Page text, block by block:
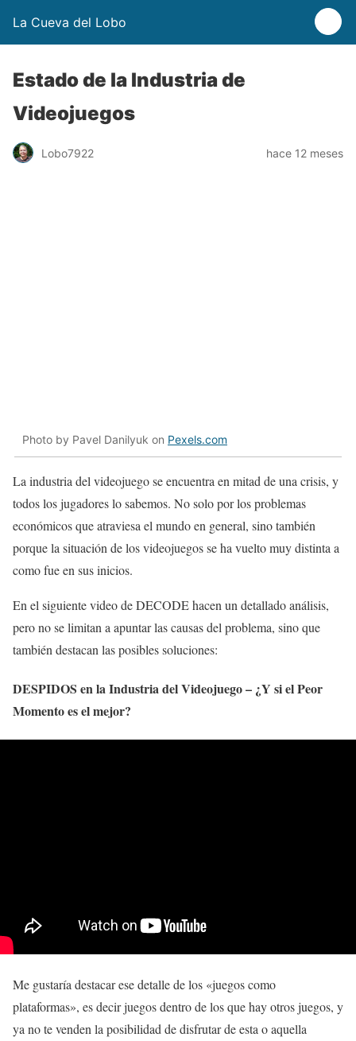
La Cueva del Lobo
Estado de la Industria de
Videojuegos
Lobo7922 hace 12 meses
Photo by Pavel Danilyuk on Pexels.com
La industria del videojuego se encuentra en mitad de una crisis, y
todos los jugadores lo sabemos. No solo por los problemas
económicos que atraviesa el mundo en general, sino también
porque la situación de los videojuegos se ha vuelto muy distinta a
como fue en sus inicios.
En el siguiente video de DECODE hacen un detallado análisis,
pero no se limitan a apuntar las causas del problema, sino que
también destacan las posibles soluciones:
DESPIDOS en la Industria del Videojuego – ¿Y si el Peor
Momento es el mejor?
Me gustaría destacar ese detalle de los «juegos como
plataformas», es decir juegos dentro de los que hay otros juegos, y
ya no te venden la posibilidad de disfrutar de esta o aquella